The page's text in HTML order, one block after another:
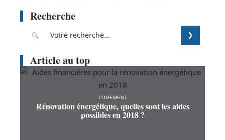
Recherche
Article au top
LOGEMENT
Rénovation énergétique, quelles sont les aides
possibles en 2018 ?